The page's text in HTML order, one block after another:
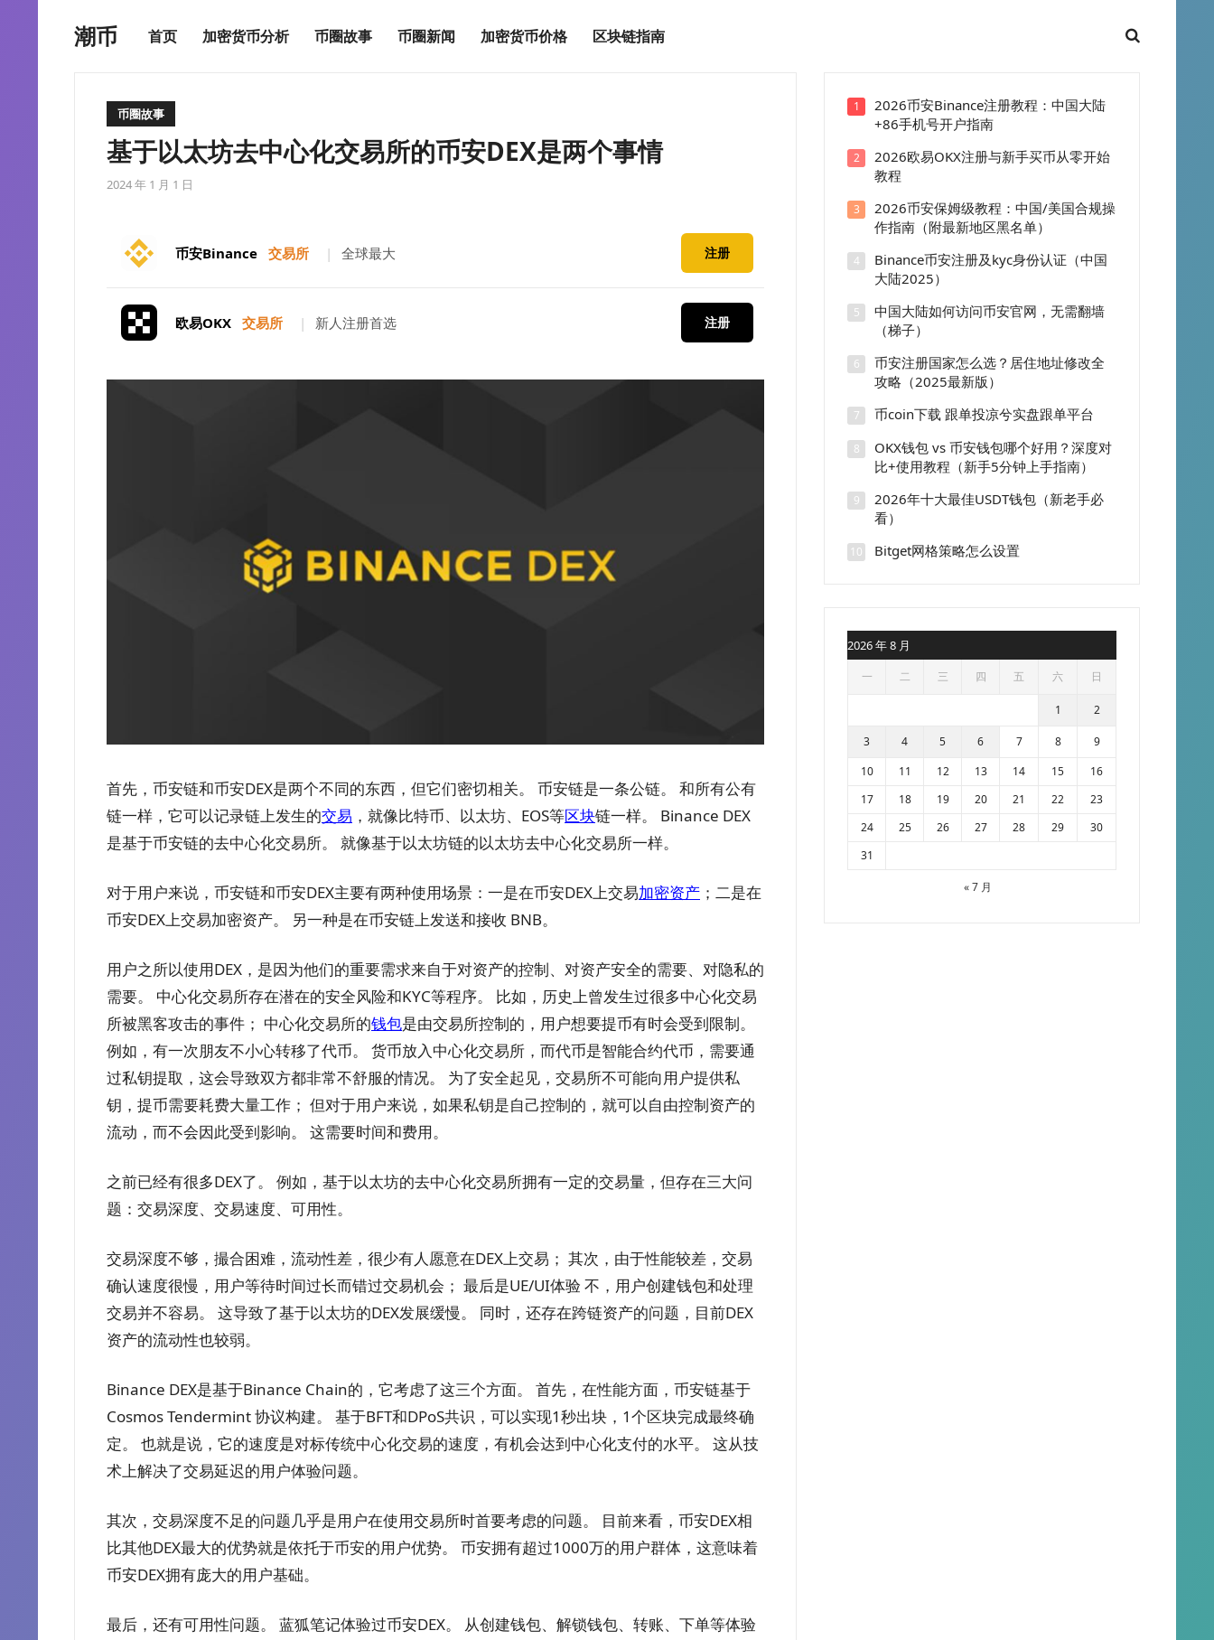
潮币 首页 加密货币分析 币圈故事 币圈新闻 加密货币价格 区块链指南
币圈故事
基于以太坊去中心化交易所的币安DEX是两个事情
2024 年 1 月 1 日
币安Binance 交易所 | 全球最大 注册
欧易OKX 交易所 | 新人注册首选 注册
首先，币安链和币安DEX是两个不同的东西，但它们密切相关。 币安链是一条公链。 和所有公有
链一样，它可以记录链上发生的交易 ，就像比特币、以太坊、EOS等区块链一样。 Binance DEX
是基于币安链的去中心化交易所。 就像基于以太坊链的以太坊去中心化交易所一样。
对于用户来说，币安链和币安DEX主要有两种使用场景：一是在币安DEX上交易加密资产 ；二是在
币安DEX上交易加密资产。 另一种是在币安链上发送和接收 BNB。
用户之所以使用DEX，是因为他们的重要需求来自于对资产的控制、对资产安全的需要、对隐私的
需要。 中心化交易所存在潜在的安全风险和KYC等程序。 比如，历史上曾发生过很多中心化交易
所被黑客攻击的事件； 中心化交易所的钱包是由交易所控制的，用户想要提币有时会受到限制。
例如，有一次朋友不小心转移了代币。 货币放入中心化交易所，而代币是智能合约代币，需要通
过私钥提取，这会导致双方都非常不舒服的情况。 为了安全起见，交易所不可能向用户提供私
钥，提币需要耗费大量工作； 但对于用户来说，如果私钥是自己控制的，就可以自由控制资产的
流动，而不会因此受到影响。 这需要时间和费用。
之前已经有很多DEX了。 例如，基于以太坊的去中心化交易所拥有一定的交易量，但存在三大问
题：交易深度、交易速度、可用性。
交易深度不够，撮合困难，流动性差，很少有人愿意在DEX上交易； 其次，由于性能较差，交易
确认速度很慢，用户等待时间过长而错过交易机会； 最后是UE/UI体验 不，用户创建钱包和处理
交易并不容易。 这导致了基于以太坊的DEX发展缓慢。 同时，还存在跨链资产的问题，目前DEX
资产的流动性也较弱。
Binance DEX是基于Binance Chain的，它考虑了这三个方面。 首先，在性能方面，币安链基于
Cosmos Tendermint 协议构建。 基于BFT和DPoS共识，可以实现1秒出块，1个区块完成最终确
定。 也就是说，它的速度是对标传统中心化交易的速度，有机会达到中心化支付的水平。 这从技
术上解决了交易延迟的用户体验问题。
其次，交易深度不足的问题几乎是用户在使用交易所时首要考虑的问题。 目前来看，币安DEX相
比其他DEX最大的优势就是依托于币安的用户优势。 币安拥有超过1000万的用户群体，这意味着
币安DEX拥有庞大的用户基础。
最后，还有可用性问题。 蓝狐笔记体验过币安DEX。 从创建钱包、解锁钱包、转账、下单等体验
1
2026币安Binance注册教程：中国大陆
+86手机号开户指南
2
2026欧易OKX注册与新手买币从零开始
教程
3
2026币安保姆级教程：中国/美国合规操
作指南（附最新地区黑名单）
4
Binance币安注册及kyc身份认证（中国
大陆2025）
5
中国大陆如何访问币安官网，无需翻墙
（梯子）
6
币安注册国家怎么选？居住地址修改全
攻略（2025最新版）
7 币coin下载 跟单投凉兮实盘跟单平台
8
OKX钱包 vs 币安钱包哪个好用？深度对
比+使用教程（新手5分钟上手指南）
9
2026年十大最佳USDT钱包（新老手必
看）
10 Bitget网格策略怎么设置
2026 年 8 月
一 二 三 四 五 六 日
1 2
3 4 5 6 7 8
9
10
11 12 13 14 15
16
17
18 19 20 21 22
23
24
25 26 27 28 29
30
31
« 7 月